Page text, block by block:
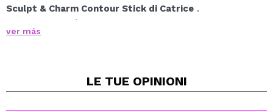
Sculpt & Charm Contour Stick di Catrice .
La sua tonalità crea una definizione naturale e un
effetto lifting immediato, ideale per ottenere un
pelle e si fonde perfettamente, offrendo un risultato
ver más
LE TUE OPINIONI